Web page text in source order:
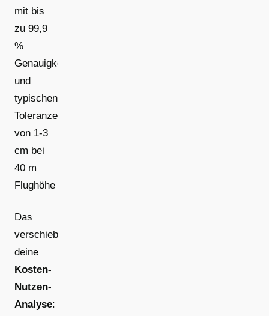
mit bis
zu 99,9
%
Genauigkeit
und
typischen
Toleranzen
von 1-3
cm bei
40 m
Flughöhe
Das
verschiebt
deine
Kosten-
Nutzen-
Analyse: